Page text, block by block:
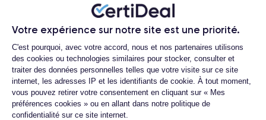
Votre expérience sur notre site est une priorité.
Plateforme de Gestion du
C'est pourquoi, avec votre accord, nous et nos partenaires utilisons
des cookies ou technologies similaires pour stocker, consulter et
traiter des données personnelles telles que votre visite sur ce site
internet, les adresses IP et les identifiants de cookie. À tout moment,
vous pouvez retirer votre consentement en cliquant sur « Mes
préférences cookies » ou en allant dans notre politique de
confidentialité sur ce site internet.
Batterie iPhone 14
Batterie Batterie amovible